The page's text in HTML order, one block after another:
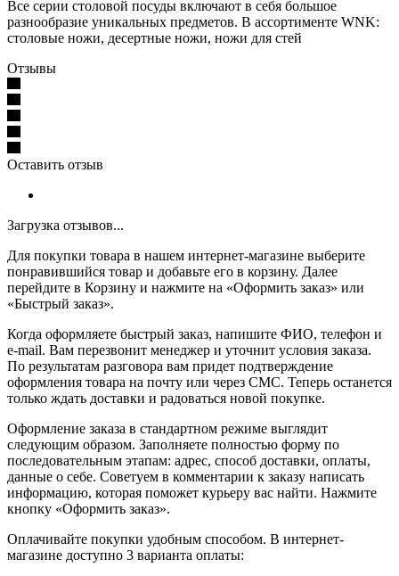
Все серии столовой посуды включают в себя большое
разнообразие уникальных предметов. В ассортименте WNK:
столовые ножи, десертные ножи, ножи для стей
Отзывы
Оставить отзыв
Загрузка отзывов...
Для покупки товара в нашем интернет-магазине выберите
понравившийся товар и добавьте его в корзину. Далее
перейдите в Корзину и нажмите на «Оформить заказ» или
«Быстрый заказ».
Когда оформляете быстрый заказ, напишите ФИО, телефон и
e-mail. Вам перезвонит менеджер и уточнит условия заказа.
По результатам разговора вам придет подтверждение
оформления товара на почту или через СМС. Теперь останется
только ждать доставки и радоваться новой покупке.
Оформление заказа в стандартном режиме выглядит
следующим образом. Заполняете полностью форму по
последовательным этапам: адрес, способ доставки, оплаты,
данные о себе. Советуем в комментарии к заказу написать
информацию, которая поможет курьеру вас найти. Нажмите
кнопку «Оформить заказ».
Оплачивайте покупки удобным способом. В интернет-
магазине доступно 3 варианта оплаты: